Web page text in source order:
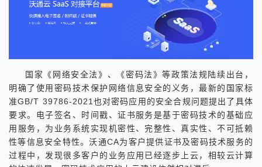
国家《网络安全法》、《密码法》等政策法规陆续出台，
明确了使用密码技术保护网络信息安全的义务，最新的国家标
准GB/T 39786-2021也对密码应用的安全合规问题提出了具体
要求。电子签名、时间戳、证书服务是基于密码技术的基础应
用服务，为业务系统实现机密性、完整性、真实性、不可抵赖
性等信息安全特性。沃通CA为客户提供证书及密码技术服务的
过程中，发现很多客户的业务应用已经逐步上云，相较云计算